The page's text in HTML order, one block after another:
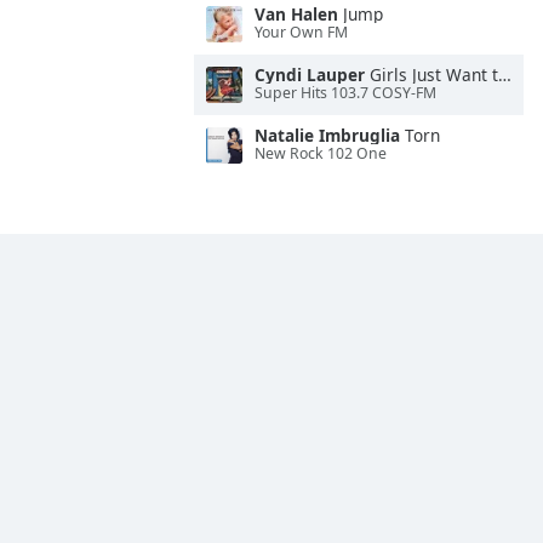
Van Halen Jump
Your Own FM
Cyndi Lauper Girls Just Want to Have Fun
Super Hits 103.7 COSY-FM
Natalie Imbruglia Torn
New Rock 102 One